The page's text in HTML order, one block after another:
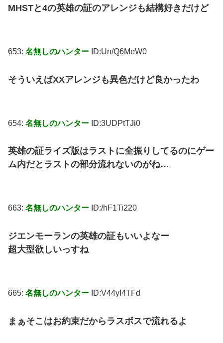
MHSTと4の英雄の証のアレンジも結構好きだけど
653: 名無しのハンター ID:Un/Q6MeW0
そういえばXXアレンジも異色だけど良かったわ
654: 名無しのハンター ID:3UDPtTJi0
英雄の証ライズ版はラストに全振りしてるのにゲー
ム内だとラストの部分流れないのがね…
663: 名無しのハンター ID:/hF1Ti220
ジエンモーランの英雄の証もいいよなー
超大型欲しいっすね
665: 名無しのハンター ID:V44yI4TFd
まぁそこはお約束だからラスボスで流れるよ